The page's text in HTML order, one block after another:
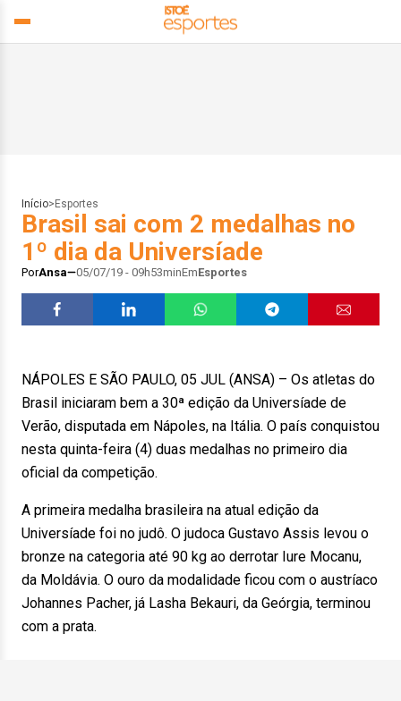
Início> Esportes
Brasil sai com 2 medalhas no
1º dia da Universíade
PorAnsa 05/07/19 - 09h53minEmEsportes
NÁPOLES E SÃO PAULO, 05 JUL (ANSA) – Os atletas do
Brasil iniciaram bem a 30ª edição da Universíade de
Verão, disputada em Nápoles, na Itália. O país conquistou
nesta quinta-feira (4) duas medalhas no primeiro dia
oficial da competição.
A primeira medalha brasileira na atual edição da
Universíade foi no judô. O judoca Gustavo Assis levou o
bronze na categoria até 90 kg ao derrotar Iure Mocanu,
da Moldávia. O ouro da modalidade ficou com o austríaco
Johannes Pacher, já Lasha Bekauri, da Geórgia, terminou
com a prata.